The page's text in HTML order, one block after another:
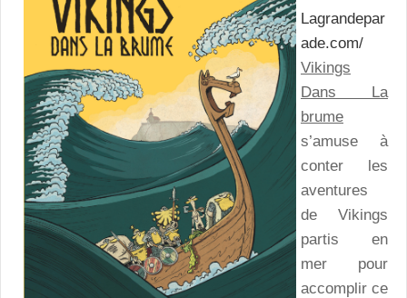
Lagrandepar
ade.com/
Vikings
Dans La
brume
s’amuse à
conter les
aventures
de Vikings
partis en
mer pour
accomplir ce